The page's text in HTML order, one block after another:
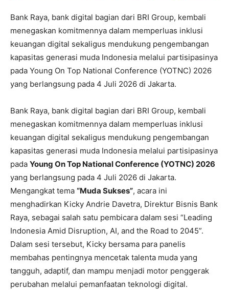
Bank Raya, bank digital bagian dari BRI Group, kembali
menegaskan komitmennya dalam memperluas inklusi
keuangan digital sekaligus mendukung pengembangan
kapasitas generasi muda Indonesia melalui partisipasinya
pada Young On Top National Conference (YOTNC) 2026
yang berlangsung pada 4 Juli 2026 di Jakarta.
Bank Raya, bank digital bagian dari BRI Group, kembali
menegaskan komitmennya dalam memperluas inklusi
keuangan digital sekaligus mendukung pengembangan
kapasitas generasi muda Indonesia melalui partisipasinya
pada Young On Top National Conference (YOTNC) 2026
yang berlangsung pada 4 Juli 2026 di Jakarta.
Mengangkat tema “Muda Sukses”, acara ini
menghadirkan Kicky Andrie Davetra, Direktur Bisnis Bank
Raya, sebagai salah satu pembicara dalam sesi “Leading
Indonesia Amid Disruption, AI, and the Road to 2045”.
Dalam sesi tersebut, Kicky bersama para panelis
membahas pentingnya mencetak talenta muda yang
tangguh, adaptif, dan mampu menjadi motor penggerak
perubahan melalui pemanfaatan teknologi digital.